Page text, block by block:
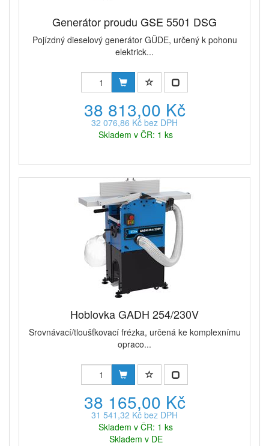
Generátor proudu GSE 5501 DSG
Pojízdný dieselový generátor GÜDE, určený k pohonu
elektrick...
38 813,00 Kč
32 076,86 Kč bez DPH
Skladem v ČR: 1 ks
Hoblovka GADH 254/230V
Srovnávací/tloušťkovací frézka, určená ke komplexnímu
opraco...
38 165,00 Kč
31 541,32 Kč bez DPH
Skladem v ČR: 1 ks
Skladem v DE